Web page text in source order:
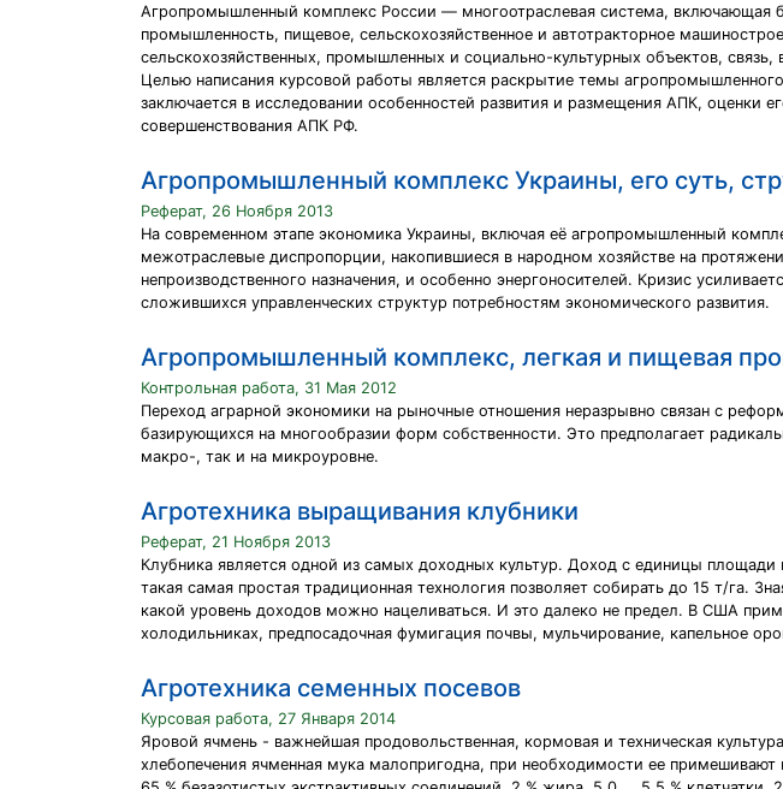
Агропромышленный комплекс России — многоотраслевая система, включающая
промышленность, пищевое, сельскохозяйственное и автотракторное
сельскохозяйственных, промышленных и социально-культурных объектов,
Целью написания курсовой работы является раскрытие темы
заключается в исследовании особенностей развития и размещения АПК, оценки
совершенствования АПК РФ.
Агропромышленный комплекс Украины, его суть,
Реферат, 26 Ноября 2013
На современном этапе экономика Украины, включая её агропромышленный
межотраслевые диспропорции, накопившиеся в народном хозяйстве на
непроизводственного назначения, и особенно энергоносителей. Кризис
сложившихся управленческих структур потребностям экономического развития.
Агропромышленный комплекс, легкая и пищевая
Контрольная работа, 31 Мая 2012
Переход аграрной экономики на рыночные отношения неразрывно связан с
базирующихся на многообразии форм собственности. Это предполагает
макро-, так и на микроуровне.
Агротехника выращивания клубники
Реферат, 21 Ноября 2013
Клубника является одной из самых доходных культур. Доход с единицы
такая самая простая традиционная технология позволяет собирать до 15 т/га.
какой уровень доходов можно нацеливаться. И это далеко не предел. В США
холодильниках, предпосадочная фумигация почвы, мульчирование, капельное
Агротехника семенных посевов
Курсовая работа, 27 Января 2014
Яровой ячмень - важнейшая продовольственная, кормовая и техническая
хлебопечения ячменная мука малопригодна, при необходимости ее